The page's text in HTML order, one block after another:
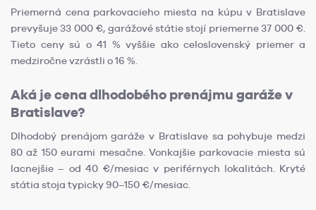
Priemerná cena parkovacieho miesta na kúpu v Bratislave
prevyšuje 33 000 €, garážové státie stojí priemerne 37 000 €.
Tieto ceny sú o 41 % vyššie ako celoslovenský priemer a
medziročne vzrástli o 16 %.
Aká je cena dlhodobého prenájmu garáže v
Bratislave?
Dlhodobý prenájom garáže v Bratislave sa pohybuje medzi
80 až 150 eurami mesačne. Vonkajšie parkovacie miesta sú
lacnejšie – od 40 €/mesiac v periférnych lokalitách. Kryté
státia stoja typicky 90–150 €/mesiac.